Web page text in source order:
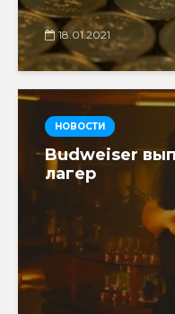
18.01.2021
НОВОСТИ
Budweiser
лагер